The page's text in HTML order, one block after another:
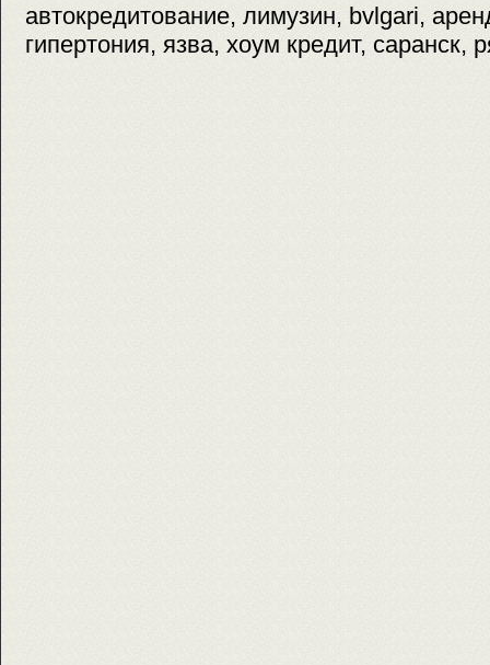
автокредитование, лимузин, bvlgari,
гипертония, язва, хоум кредит, саранск,